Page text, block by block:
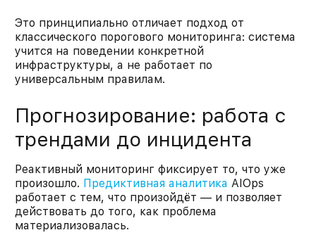
Это принципиально отличает подход от
классического порогового мониторинга: система
учится на поведении конкретной
инфраструктуры, а не работает по
универсальным правилам.
Прогнозирование: работа с
трендами до инцидента
Реактивный мониторинг фиксирует то, что уже
произошло. Предиктивная аналитика AIOps
работает с тем, что произойдёт — и позволяет
действовать до того, как проблема
материализовалась.